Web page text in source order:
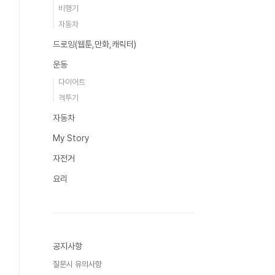
비행기
자동차
드로잉(웹툰,만화,캐릭터)
운동
다이어트
격투기
자동차
My Story
자전거
요리
공지사항
질문시 유의사항